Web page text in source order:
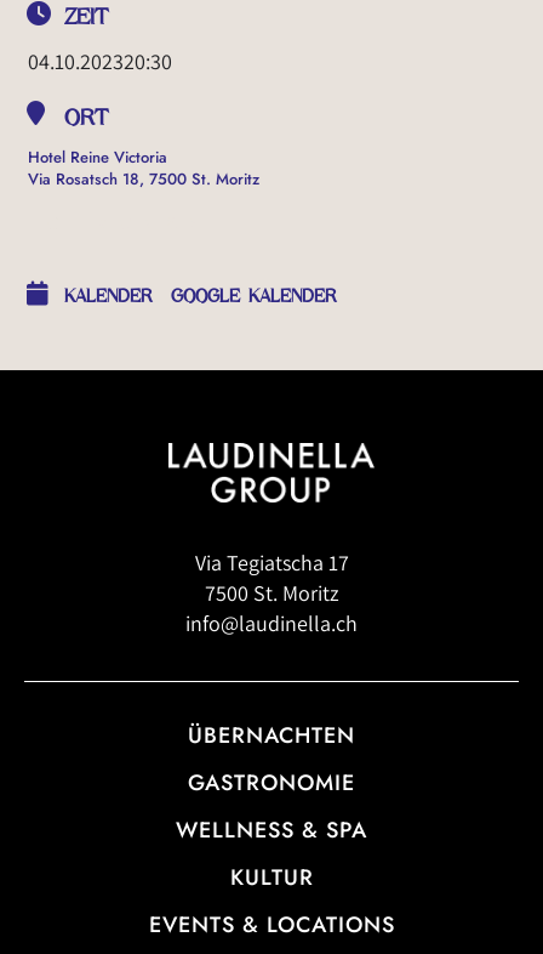
ZEIT
04.10.202320:30
ORT
Hotel Reine Victoria
Via Rosatsch 18, 7500 St. Moritz
KALENDER GOOGLE KALENDER
Via Tegiatscha 17
7500 St. Moritz
info@laudinella.ch
ÜBERNACHTEN
GASTRONOMIE
WELLNESS & SPA
KULTUR
EVENTS & LOCATIONS